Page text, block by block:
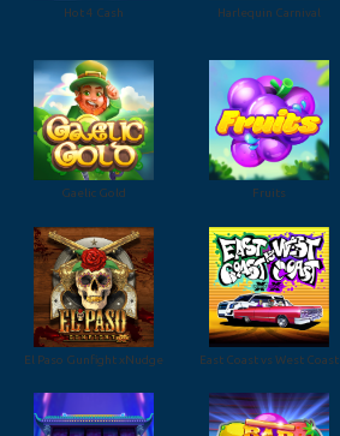
Hot 4 Cash Harlequin Carnival
Gaelic Gold Fruits
El Paso Gunfight xNudge East Coast vs West Coast